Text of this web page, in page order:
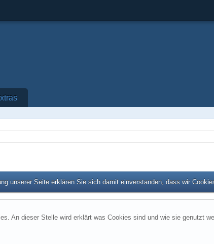
unserer Seite erklären Sie sich damit einverstanden, dass wir
An dieser Stelle wird erklärt was Cookies sind und wie sie genutzt